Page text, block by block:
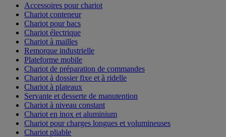
Accessoires pour chariot
Chariot conteneur
Chariot pour bacs
Chariot électrique
Chariot à mailles
Remorque industrielle
Plateforme mobile
Chariot de préparation de commandes
Chariot à dossier fixe et à ridelle
Chariot à plateaux
Servante et desserte de manutention
Chariot à niveau constant
Chariot en inox et aluminium
Chariot pour charges longues et volumineuses
Chariot pliable